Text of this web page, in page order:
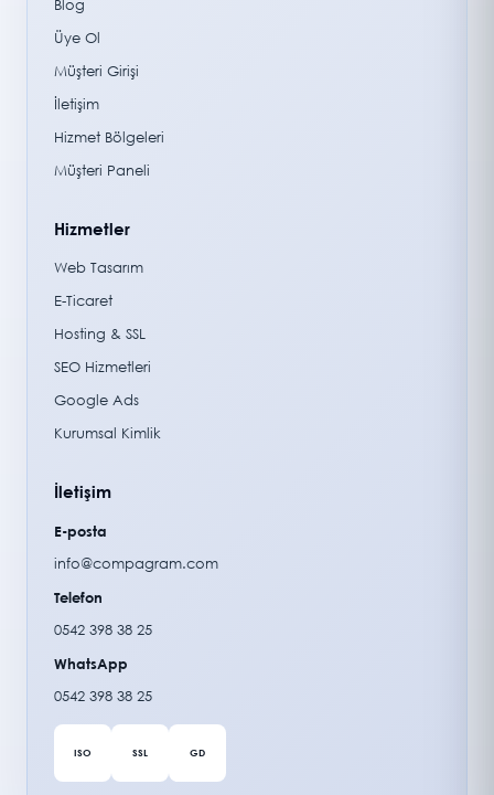
Blog
Üye Ol
Müşteri Girişi
İletişim
Hizmet Bölgeleri
Müşteri Paneli
Hizmetler
Web Tasarım
E-Ticaret
Hosting & SSL
SEO Hizmetleri
Google Ads
Kurumsal Kimlik
İletişim
E-posta
info@compagram.com
Telefon
0542 398 38 25
WhatsApp
0542 398 38 25
ISO SSL GD